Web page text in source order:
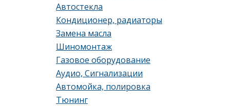
Автостекла
Кондиционер, радиаторы
Замена масла
Шиномонтаж
Газовое оборудование
Аудио, Сигнализации
Автомойка, полировка
Тюнинг